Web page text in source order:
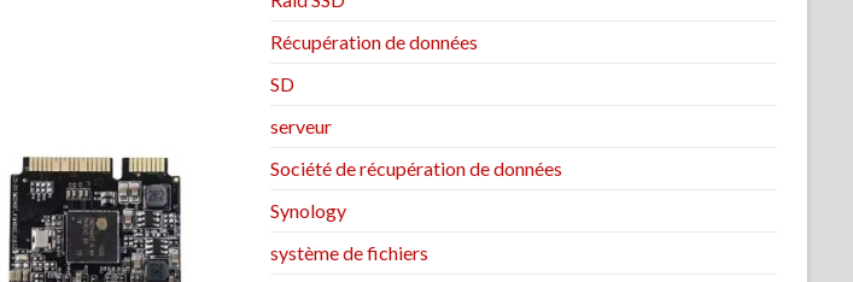
Récupération de données
SD
serveur
Société de récupération de données
Synology
système de fichiers